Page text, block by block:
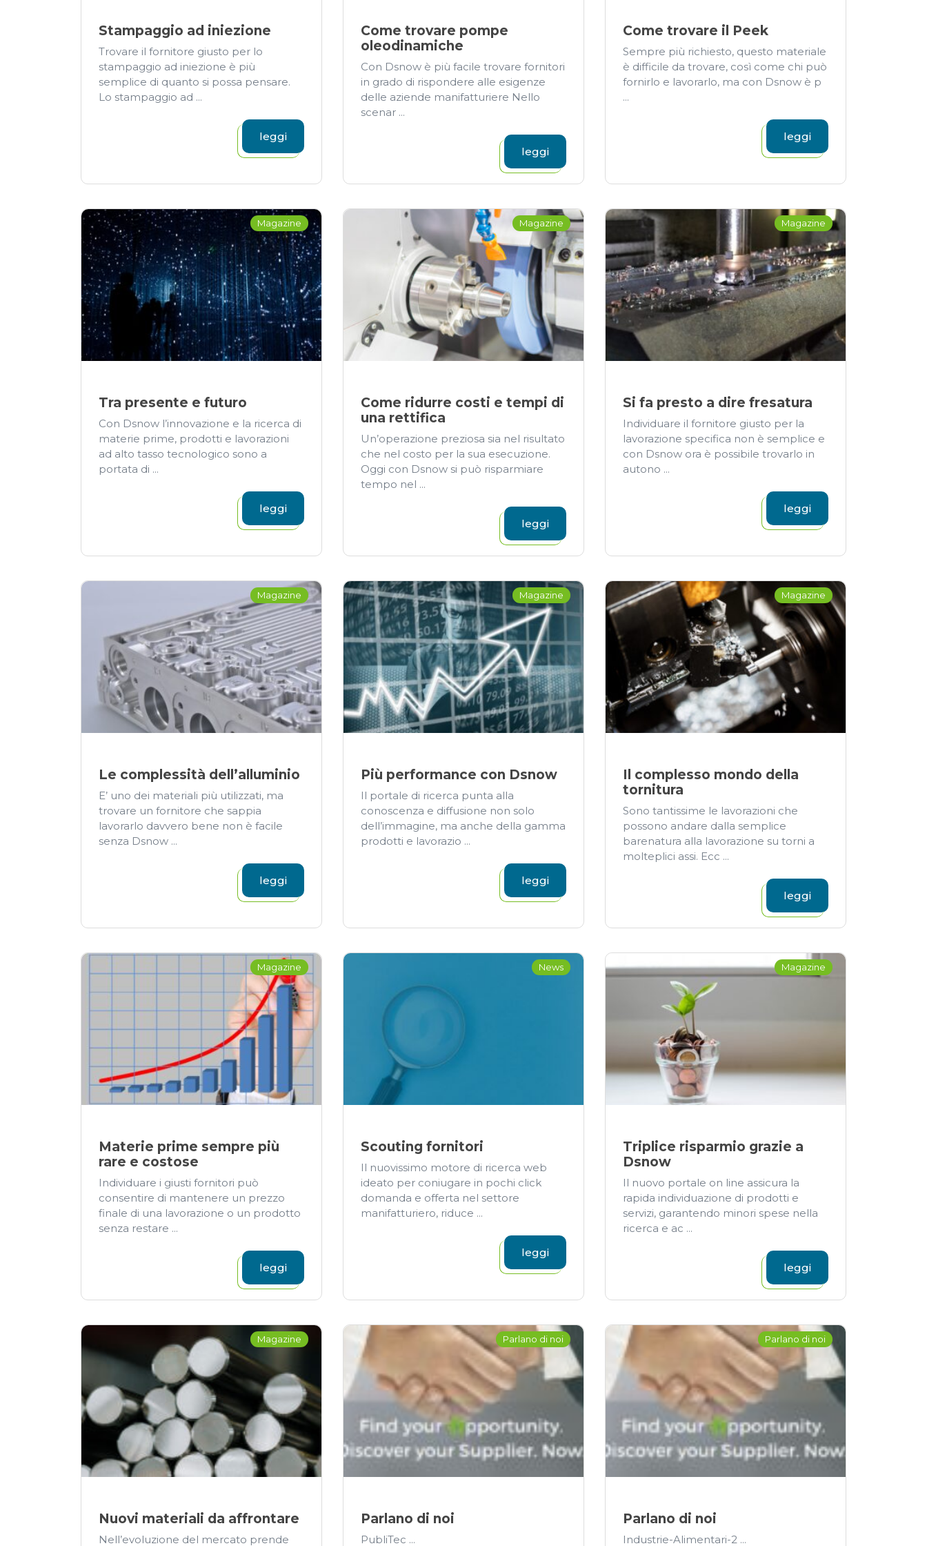
Stampaggio ad iniezione
Trovare il fornitore giusto per lo
stampaggio ad iniezione è più
semplice di quanto si possa pensare.
Lo stampaggio ad ...
leggi
Come trovare pompe
oleodinamiche
Con Dsnow è più facile trovare fornitori
in grado di rispondere alle esigenze
delle aziende manifatturiere Nello
scenar ...
leggi
Come trovare il Peek
Sempre più richiesto, questo materiale
è difficile da trovare, così come chi può
fornirlo e lavorarlo, ma con Dsnow è p
...
leggi
Magazine
Tra presente e futuro
Con Dsnow l’innovazione e la ricerca di
materie prime, prodotti e lavorazioni
ad alto tasso tecnologico sono a
portata di ...
leggi
Magazine
Come ridurre costi e tempi di
una rettifica
Un’operazione preziosa sia nel risultato
che nel costo per la sua esecuzione.
Oggi con Dsnow si può risparmiare
tempo nel ...
leggi
Magazine
Si fa presto a dire fresatura
Individuare il fornitore giusto per la
lavorazione specifica non è semplice e
con Dsnow ora è possibile trovarlo in
autono ...
leggi
Magazine
Le complessità dell’alluminio
E’ uno dei materiali più utilizzati, ma
trovare un fornitore che sappia
lavorarlo davvero bene non è facile
senza Dsnow ...
leggi
Magazine
Più performance con Dsnow
Il portale di ricerca punta alla
conoscenza e diffusione non solo
dell’immagine, ma anche della gamma
prodotti e lavorazio ...
leggi
Magazine
Il complesso mondo della
tornitura
Sono tantissime le lavorazioni che
possono andare dalla semplice
barenatura alla lavorazione su torni a
molteplici assi. Ecc ...
leggi
Magazine
Materie prime sempre più
rare e costose
Individuare i giusti fornitori può
consentire di mantenere un prezzo
finale di una lavorazione o un prodotto
senza restare ...
leggi
News
Scouting fornitori
Il nuovissimo motore di ricerca web
ideato per coniugare in pochi click
domanda e offerta nel settore
manifatturiero, riduce ...
leggi
Magazine
Triplice risparmio grazie a
Dsnow
Il nuovo portale on line assicura la
rapida individuazione di prodotti e
servizi, garantendo minori spese nella
ricerca e ac ...
leggi
Magazine
Nuovi materiali da affrontare
Nell’evoluzione del mercato prende
Parlano di noi
Parlano di noi
PubliTec ...
Parlano di noi
Parlano di noi
Industrie-Alimentari-2 ...